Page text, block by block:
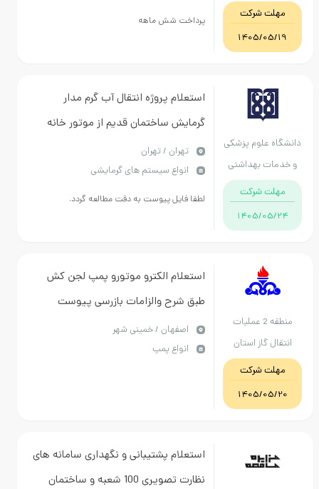
بویر احمد
شرکت
1405/
پرداخت شش ماهه
علوم پزشکی
بهداشتی
تهران
شرکت
1405/
استعلام پروژه انتقال آب گرم مدار
گرمایش ساختمان قدیم از موتور خانه
ساختمان جدید
تهران / تهران
انواع سیستم های گرمایشی
لطفا فایل پیوست به دقت مطالعه گردد.
منطقه 2 عملیات
گاز استان
شرکت
1405/
استعلام الکترو موتورو پمپ لجن کش
طبق شرح والزامات بازرسی پیوست
اصفهان / خمینی شهر
انواع پمپ
استعلام پشتیبانی و نگهداری سامانه های
نظارت تصویری 100 شعبه و ساختمان